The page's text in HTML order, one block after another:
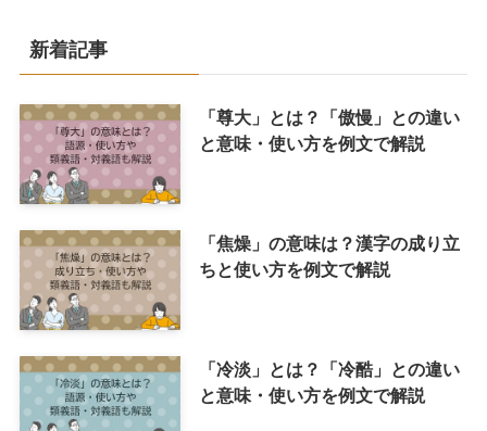
新着記事
「尊大」とは？「傲慢」との違い
と意味・使い方を例文で解説
「焦燥」の意味は？漢字の成り立
ちと使い方を例文で解説
「冷淡」とは？「冷酷」との違い
と意味・使い方を例文で解説